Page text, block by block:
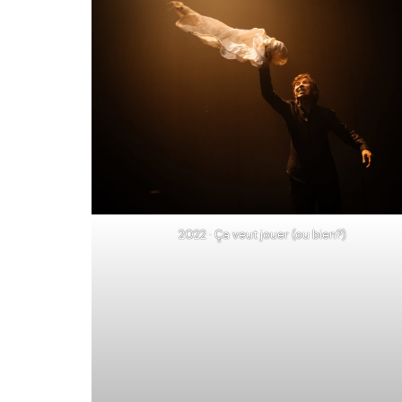
2022 · Ça veut jouer (ou bien?)